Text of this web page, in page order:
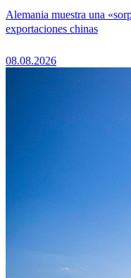
Alemania muestra una
exportaciones chinas
08.08.2026